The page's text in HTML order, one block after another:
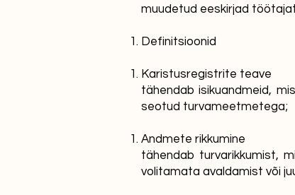
muudetud eeskirjad
Definitsioonid
Karistusregistrite teave
tähendab isikuandmeid,
seotud turvameetmetega;
Andmete rikkumine
tähendab turvarikkumist,
volitamata avaldamist või